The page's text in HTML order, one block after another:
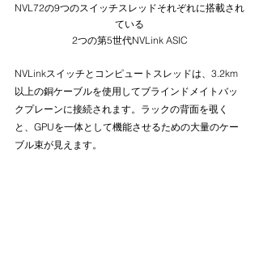
NVL72の9つのスイッチスレッドそれぞれに搭載され
ている
2つの第5世代NVLink ASIC
NVLinkスイッチとコンピュートスレッドは、3.2km
以上の銅ケーブルを使用してブラインドメイトバッ
クプレーンに接続されます。ラックの背面を覗く
と、GPUを一体として機能させるための大量のケー
ブル束が見えます。